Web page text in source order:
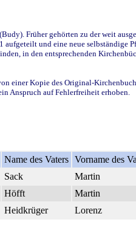
Früher gehörten zu der weit
und eine neue selbständige
in den entsprechenden
einer Kopie des Original-
Anspruch auf Fehlerfreiheit erhoben.
Name des Vaters Vorname des
Sack Martin
Höfft Martin
Heidkrüger Lorenz